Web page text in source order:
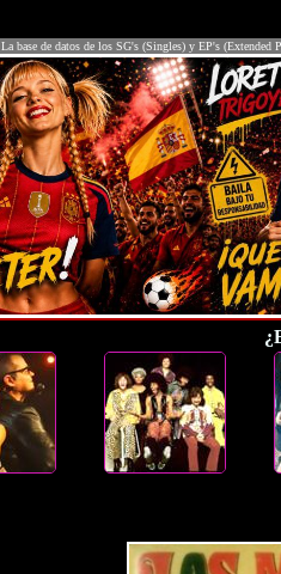
La base de datos de los SG's (Singles) y EP's (Extended